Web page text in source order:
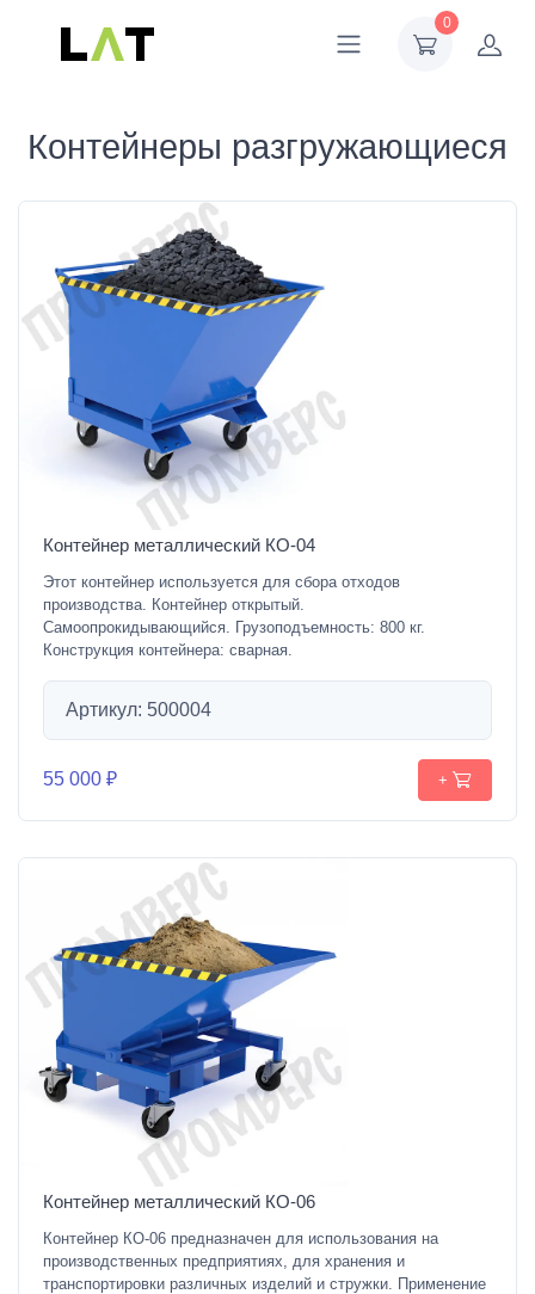
0
Контейнеры разгружающиеся
Контейнер металлический КО-04
Этот контейнер используется для сбора отходов
производства. Контейнер открытый.
Самоопрокидывающийся. Грузоподъемность: 800 кг.
Конструкция контейнера: сварная.
Артикул: 500004
55 000 ₽ +
Контейнер металлический КО-06
Контейнер КО-06 предназначен для использования на
производственных предприятиях, для хранения и
транспортировки различных изделий и стружки. Применение